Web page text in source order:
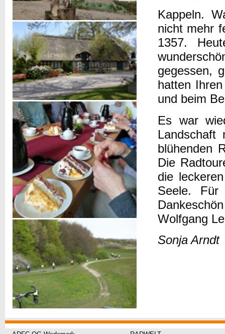
Kappeln.
nicht mehr
1357.
gegessen,
hatten
und beim
Es war
Landschaft
blühenden
Die
die
Seele.
Wolfgang
Sonja Arndt